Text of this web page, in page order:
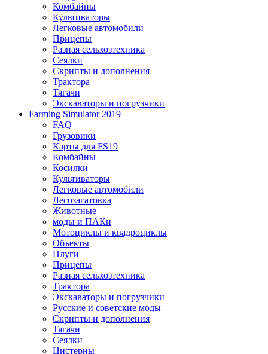
Комбайны
Культиваторы
Легковые автомобили
Прицепы
Разная сельхозтехника
Сеялки
Скрипты и дополнения
Трактора
Тягачи
Экскаваторы и погрузчики
Farming Simulator 2019
FAQ
Грузовики
Карты для FS19
Комбайны
Косилки
Культиваторы
Легковые автомобили
Лесозагатовка
Животные
моды и ПАКи
Мотоциклы и квадроциклы
Объекты
Плуги
Прицепы
Разная сельхозтехника
Трактора
Экскаваторы и погрузчики
Русские и советские моды
Скрипты и дополнения
Тягачи
Сеялки
Цистерны